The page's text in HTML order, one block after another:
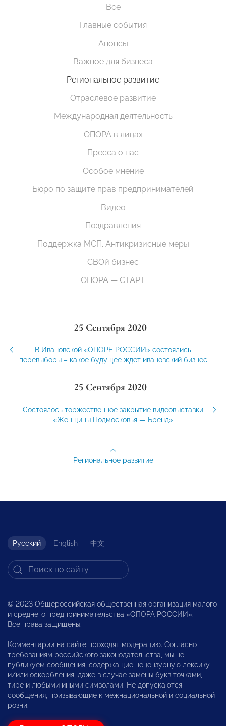
Все
Главные события
Анонсы
Важное для бизнеса
Региональное развитие
Отраслевое развитие
Международная деятельность
ОПОРА в лицах
Пресса о нас
Особое мнение
Бюро по защите прав предпринимателей
Видео
Поздравления
Поддержка МСП. Антикризисные меры
СВОй бизнес
ОПОРА — СТАРТ
25 Сентября 2020
В Ивановской «ОПОРЕ РОССИИ» состоялись
перевыборы – какое будущее ждет ивановский бизнес
25 Сентября 2020
Состоялось торжественное закрытие видеовыставки
«Женщины Подмосковья — Бренд»
Региональное развитие
Русский English 中文
© 2023 Общероссийская общественная организация малого
и среднего предпринимательства «ОПОРА РОССИИ».
Все права защищены.
Комментарии на сайте проходят модерацию. Согласно
требованиям российского законодательства, мы не
публикуем сообщения, содержащие нецензурную лексику
и/или оскорбления, даже в случае замены букв точками,
тире и любыми иными символами. Не допускаются
сообщения, призывающие к межнациональной и социальной
розни.